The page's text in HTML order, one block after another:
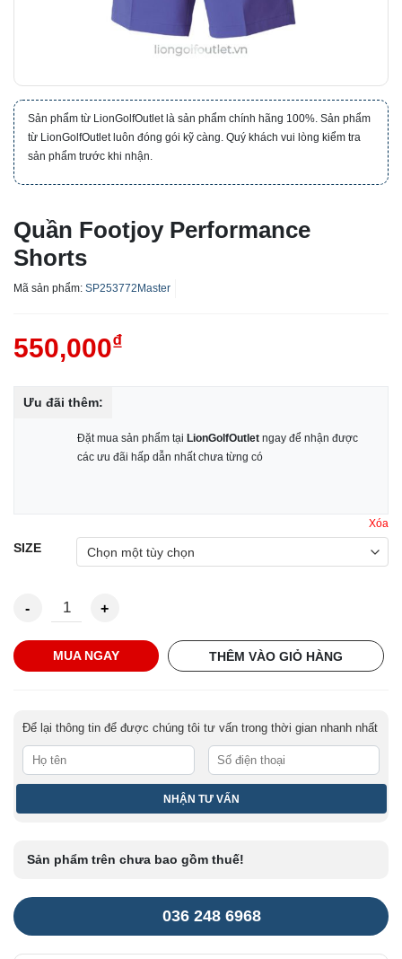
Sản phẩm từ LionGolfOutlet là sản phẩm chính hãng 100%. Sản phẩm
từ LionGolfOutlet luôn đóng gói kỹ càng. Quý khách vui lòng kiểm tra
sản phẩm trước khi nhận.
Quần Footjoy Performance
Shorts
Mã sản phẩm: SP253772Master
550,000₫
Ưu đãi thêm:
Đặt mua sản phẩm tại LionGolfOutlet ngay để nhận được
các ưu đãi hấp dẫn nhất chưa từng có
SIZE
Xóa
Quần Footjoy Performance Shorts số lượng
THÊM VÀO GIỎ HÀNG
MUA NGAY
Để lại thông tin để được chúng tôi tư vấn trong thời gian nhanh nhất
Sản phẩm trên chưa bao gồm thuế!
036 248 6968